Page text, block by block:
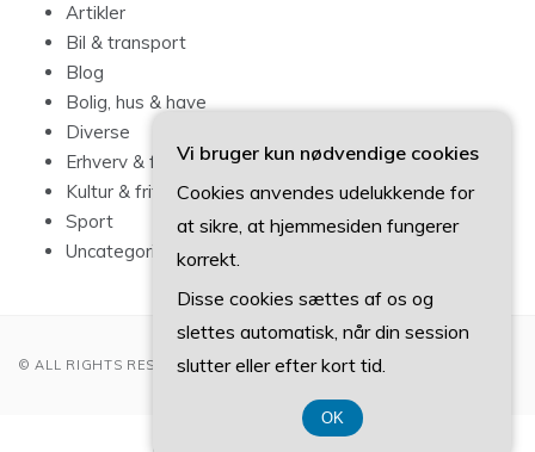
Artikler
Bil & transport
Blog
Bolig, hus & have
Diverse
Erhverv & forbrug
Kultur & fritid
Sport
Uncategorized
© ALL RIGHTS RESERVED 2022
Vi bruger kun nødvendige cookies
Cookies anvendes udelukkende for
at sikre, at hjemmesiden fungerer
korrekt.
Disse cookies sættes af os og
slettes automatisk, når din session
slutter eller efter kort tid.
OK